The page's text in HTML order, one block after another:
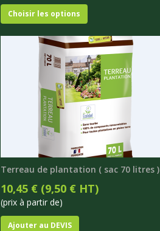
Choisir les options
Terreau de plantation ( sac 70 litres )
10,45 € (9,50 € HT)
(prix à partir de)
Ajouter au DEVIS